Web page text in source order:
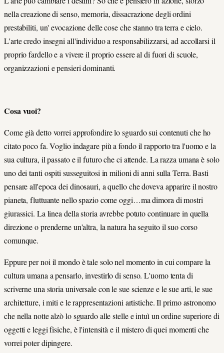
nella creazione di senso, memoria, dissacrazione degli ordini
prestabiliti, un' evocazione delle cose che stanno tra terra e cielo.
L'arte credo insegni all'individuo a responsabilizzarsi, ad accollarsi il
proprio fardello e a vivere il proprio essere al di fuori di scuole,
organizzazioni e pensieri dominanti.
Cosa vuoi?
Come già detto vorrei approfondire lo sguardo sui contenuti che ho
citato poco fa. Voglio indagare più a fondo il rapporto tra l'uomo e la
sua cultura, il passato e il futuro che ci attende. La razza umana è solo
uno dei tanti ospiti susseguitosi in milioni di anni sulla Terra. Basti
pensare all'epoca dei dinosauri, a quello che doveva apparire il nostro
pianeta, fluttuante nello spazio come oggi…ma dimora di mostri
giurassici. La linea della storia avrebbe potuto continuare in quella
direzione o prenderne un'altra, la natura ha seguito il suo corso
comunque.
Eppure per noi il mondo è tale solo nel momento in cui compare la
cultura umana a pensarlo, investirlo di senso. L'uomo tenta di
scriverne una storia universale con le sue scienze e le sue arti, le sue
architetture, i miti e le rappresentazioni artistiche. Il primo astronomo
che nella notte alzò lo sguardo alle stelle e intuì un ordine superiore di
oggetti e leggi fisiche, è l'intensità e il mistero di quei momenti che
vorrei poter dipingere.